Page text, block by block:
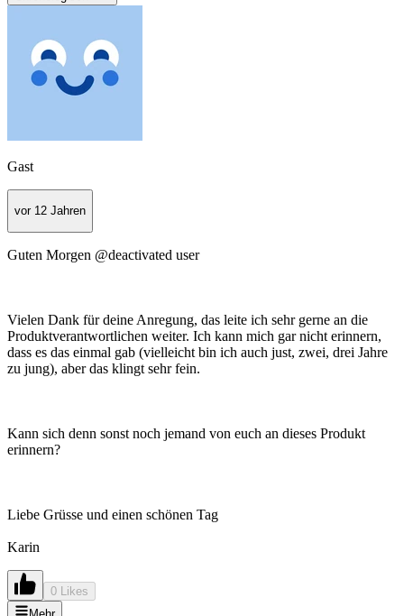
Gast
vor 12 Jahren
Guten Morgen @deactivated user
Vielen Dank für deine Anregung, das leite ich sehr gerne an die
Produktverantwortlichen weiter. Ich kann mich gar nicht erinnern,
dass es das einmal gab (vielleicht bin ich auch just, zwei, drei Jahre
zu jung), aber das klingt sehr fein.
Kann sich denn sonst noch jemand von euch an dieses Produkt
erinnern?
Liebe Grüsse und einen schönen Tag
Karin
0 Likes